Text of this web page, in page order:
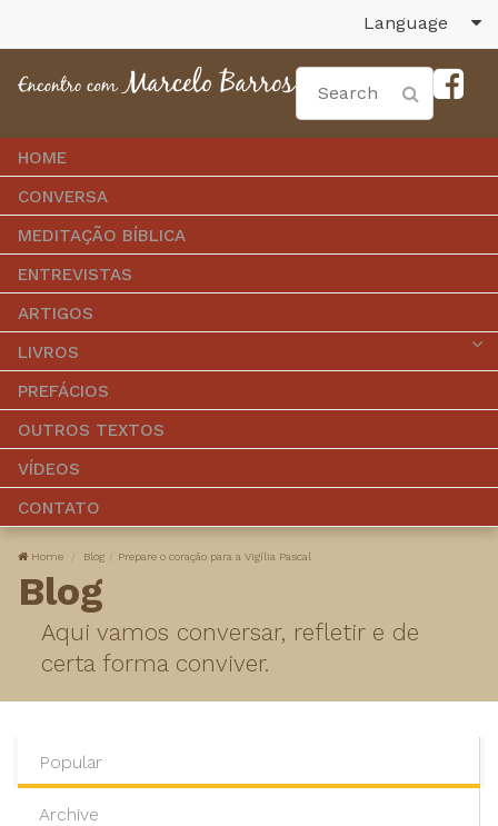
Language
HOME
CONVERSA
MEDITAÇÃO BÍBLICA
ENTREVISTAS
ARTIGOS
LIVROS
PREFÁCIOS
OUTROS TEXTOS
VÍDEOS
CONTATO
Home Blog Prepare o coração para a Vigília Pascal
Blog
Aqui vamos conversar, refletir e de
certa forma conviver.
Popular
Archive